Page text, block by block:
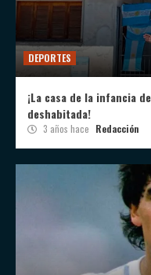
DEPORTES
¡La casa de la infancia
deshabitada!
3 años hace Redacción